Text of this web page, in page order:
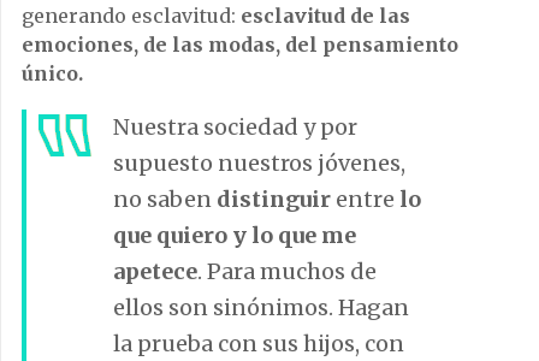
generando esclavitud: esclavitud de las
emociones, de las modas, del pensamiento
único.
Nuestra sociedad y por
supuesto nuestros jóvenes,
no saben distinguir entre lo
que quiero y lo que me
apetece. Para muchos de
ellos son sinónimos. Hagan
la prueba con sus hijos, con